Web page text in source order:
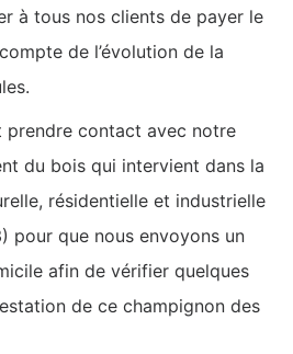
à tous nos clients de payer le
de l’évolution de la
contact avec notre
du bois qui intervient dans la
résidentielle et industrielle
pour que nous envoyons un
afin de vérifier quelques
de ce champignon des